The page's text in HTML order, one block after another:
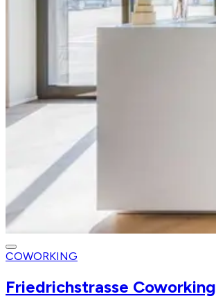
COWORKING
Friedrichstrasse Coworking